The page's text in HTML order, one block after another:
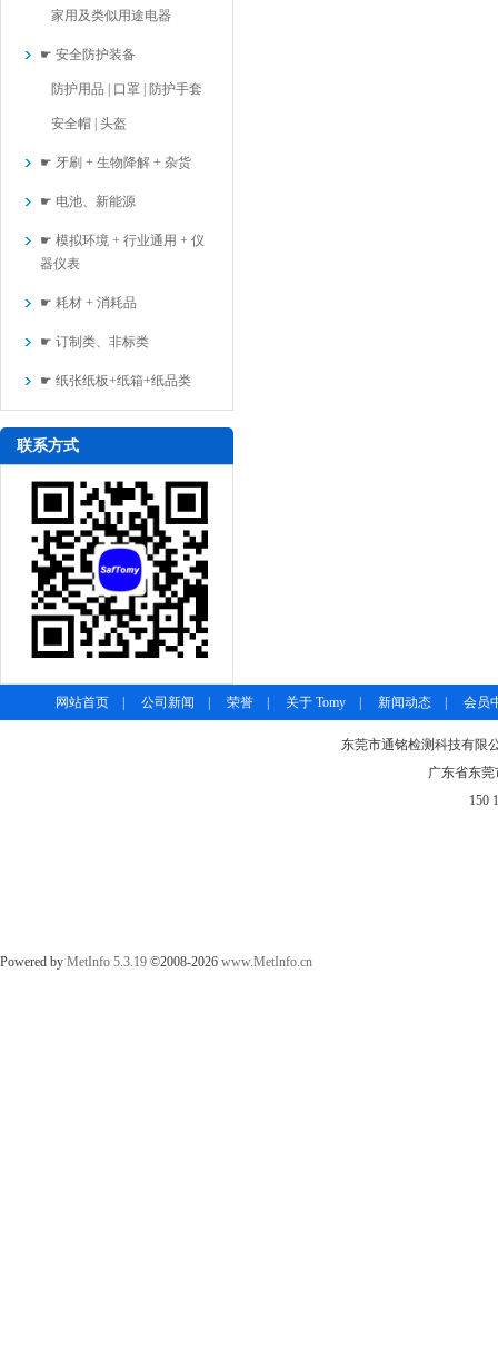
家用及类似用途电器
☛ 安全防护装备
防护用品 | 口罩 | 防护手套
安全帽 | 头盔
☛ 牙刷 + 生物降解 + 杂货
☛ 电池、新能源
☛ 模拟环境 + 行业通用 + 仪
器仪表
☛ 耗材 + 消耗品
☛ 订制类、非标类
☛ 纸张纸板+纸箱+纸品类
联系方式
网站首页 公司新闻 荣誉 关于 Tomy 新闻动态 会员
东莞市通铭检测科技有限
广东省东
150
Powered by MetInfo 5.3.19 ©2008-2026 www.MetInfo.cn